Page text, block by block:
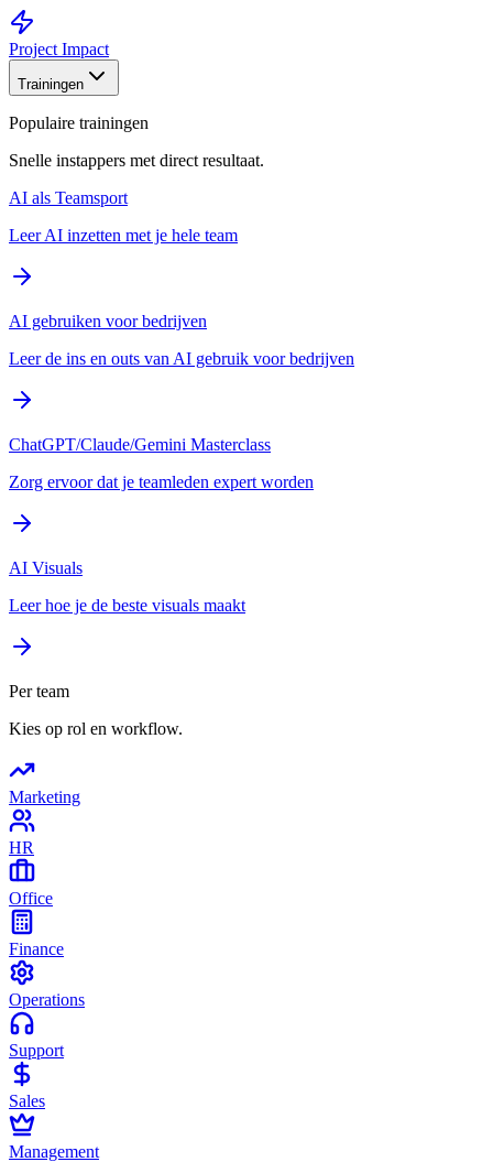
Project Impact
Trainingen
Populaire trainingen
Snelle instappers met direct resultaat.
AI als Teamsport
Leer AI inzetten met je hele team
AI gebruiken voor bedrijven
Leer de ins en outs van AI gebruik voor bedrijven
ChatGPT/Claude/Gemini Masterclass
Zorg ervoor dat je teamleden expert worden
AI Visuals
Leer hoe je de beste visuals maakt
Per team
Kies op rol en workflow.
Marketing
HR
Office
Finance
Operations
Support
Sales
Management